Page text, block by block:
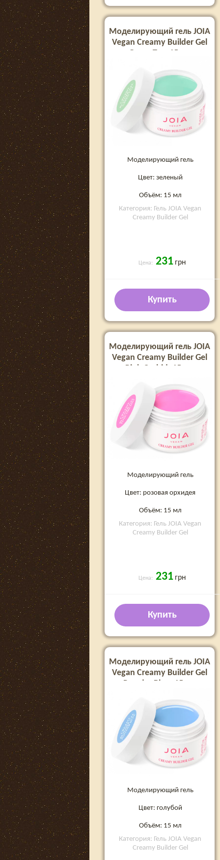
Моделирующий гель JOIA
Vegan Creamy Builder Gel
Green Tea, 15 мл
Моделирующий гель
Цвет: зеленый
Объём: 15 мл
Категория: Гель JOIA Vegan
Creamy Builder Gel
Цена: 231 грн
Купить
Моделирующий гель JOIA
Vegan Creamy Builder Gel
Pink Orchid, 15 мл
Моделирующий гель
Цвет: розовая орхидея
Объём: 15 мл
Категория: Гель JOIA Vegan
Creamy Builder Gel
Цена: 231 грн
Купить
Моделирующий гель JOIA
Vegan Creamy Builder Gel
Powder Blue, 15 мл
Моделирующий гель
Цвет: голубой
Объём: 15 мл
Категория: Гель JOIA Vegan
Creamy Builder Gel